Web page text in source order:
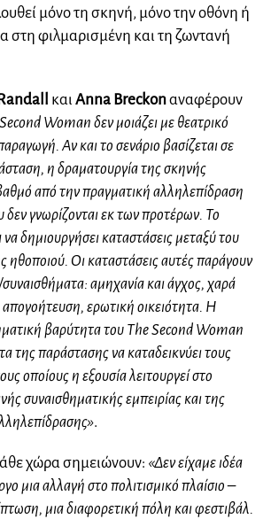
μόνο τη σκηνή, μόνο την οθόνη ή
στη φιλμαρισμένη και τη ζωντανή
και Anna Breckonαναφέρουν
Woman δεν μοιάζει με θεατρικό
Αν και το σενάριο βασίζεται σε
η δραματουργία της σκηνής
από την πραγματική αλληλεπίδραση
γνωρίζονται εκ των προτέρων. Το
να δημιουργήσει καταστάσεις μεταξύ του
ηθοποιού. Οι καταστάσεις αυτές παράγουν
συναισθήματα: αμηχανία και άγχος, χαρά
απογοήτευση, ερωτική οικειότητα. Η
βαρύτητα του The Second Woman
της παράστασης να καταδεικνύει τους
οποίους η εξουσία λειτουργεί στο
συναισθηματικής εμπειρίας και της
.
χώρα σημειώνουν: «Δεν είχαμε ιδέα
μια αλλαγή στο πολιτισμικό πλαίσιο –
μια διαφορετική πόλη και φεστιβάλ.